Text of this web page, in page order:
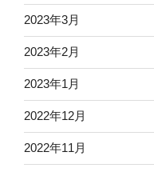
2023年3月
2023年2月
2023年1月
2022年12月
2022年11月